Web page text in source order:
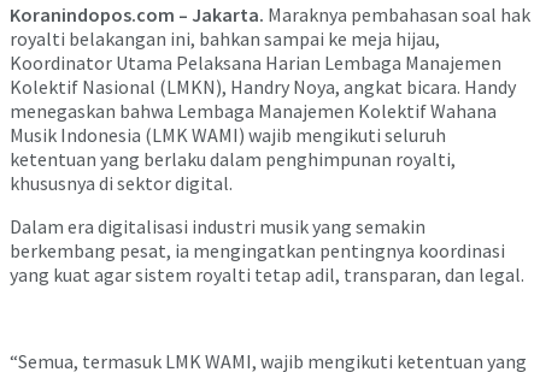
Koranindopos.com – Jakarta. Maraknya pembahasan soal hak
royalti belakangan ini, bahkan sampai ke meja hijau,
Koordinator Utama Pelaksana Harian Lembaga Manajemen
Kolektif Nasional (LMKN), Handry Noya, angkat bicara. Handy
menegaskan bahwa Lembaga Manajemen Kolektif Wahana
Musik Indonesia (LMK WAMI) wajib mengikuti seluruh
ketentuan yang berlaku dalam penghimpunan royalti,
khususnya di sektor digital.
Dalam era digitalisasi industri musik yang semakin
berkembang pesat, ia mengingatkan pentingnya koordinasi
yang kuat agar sistem royalti tetap adil, transparan, dan legal.
“Semua, termasuk LMK WAMI, wajib mengikuti ketentuan yang